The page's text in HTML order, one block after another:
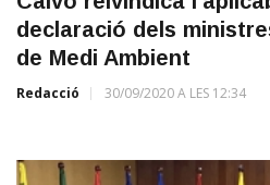
declaració dels
de Medi Ambient
Redacció 30/09/2020 A LES 12:34